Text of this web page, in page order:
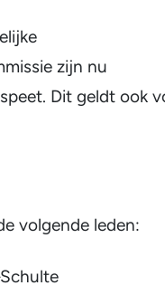
zijn nu
Dit geldt ook
volgende leden: